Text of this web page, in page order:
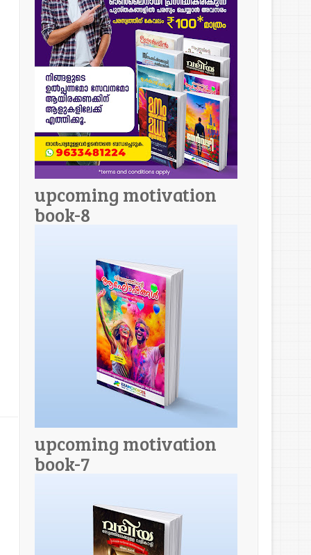
upcoming motivation
book-8
upcoming motivation
book-7